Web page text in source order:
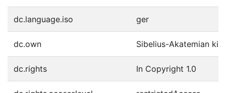
dc.language.iso ger
dc.own Sibelius-Akatemian
dc.rights In Copyright 1.0